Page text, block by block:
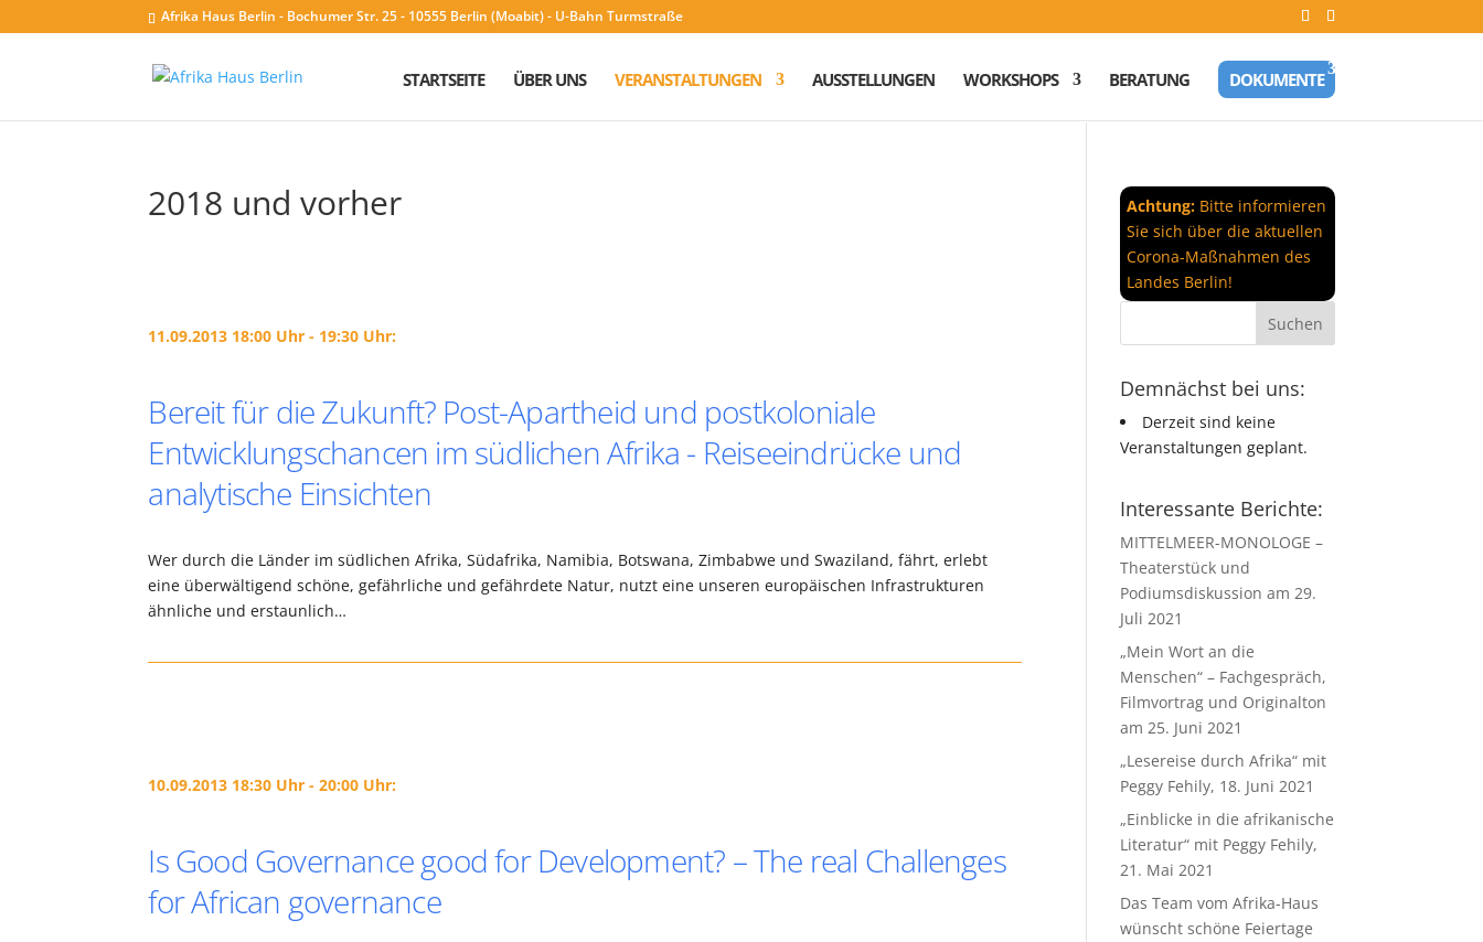
Afrika Haus Berlin - Bochumer Str. 25 - 10555 Berlin (Moabit) - U-Bahn Turmstraße
STARTSEITE ÜBER UNS VERANSTALTUNGEN AUSSTELLUNGEN WORKSHOPS BERATUNG DOKUMENTE
2018 und vorher
11.09.2013 18:00 Uhr - 19:30 Uhr:
Bereit für die Zukunft? Post-Apartheid und postkoloniale
Entwicklungschancen im südlichen Afrika - Reiseeindrücke und
analytische Einsichten
Wer durch die Länder im südlichen Afrika, Südafrika, Namibia, Botswana, Zimbabwe und Swaziland, fährt, erlebt
eine überwältigend schöne, gefährliche und gefährdete Natur, nutzt eine unseren europäischen Infrastrukturen
ähnliche und erstaunlich…
10.09.2013 18:30 Uhr - 20:00 Uhr:
Is Good Governance good for Development? – The real Challenges
for African governance
Achtung: Bitte informieren
Sie sich über die aktuellen
Corona-Maßnahmen des
Landes Berlin!
Demnächst bei uns:
Derzeit sind keine
Veranstaltungen geplant.
Interessante Berichte:
MITTELMEER-MONOLOGE –
Theaterstück und
Podiumsdiskussion am 29.
Juli 2021
„Mein Wort an die
Menschen“ – Fachgespräch,
Filmvortrag und Originalton
am 25. Juni 2021
„Lesereise durch Afrika“ mit
Peggy Fehily, 18. Juni 2021
„Einblicke in die afrikanische
Literatur“ mit Peggy Fehily,
21. Mai 2021
Das Team vom Afrika-Haus
wünscht schöne Feiertage